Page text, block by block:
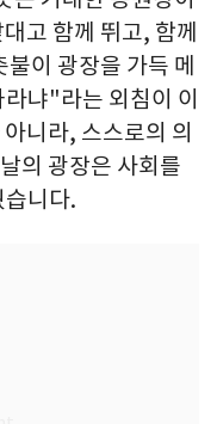
고 함께 뛰고, 함께
이 광장을 가득 메
냐"라는 외침이 이
니라, 스스로의 의
의 광장은 사회를
니다.